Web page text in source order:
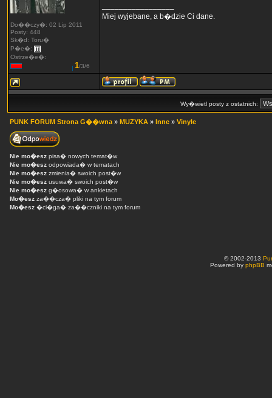
Do��czy�: 02 Lip 2011
Posty: 448
Sk�d: Toru�
P�e�:
Ostrze�e�:
1/3/6
Miej wyjebane, a b�dzie Ci dane.
Wy�wietl posty z ostatnich:
PUNK FORUM Strona G��wna » MUZYKA » Inne » Vinyle
Nie mo�esz pisa� nowych temat�w
Nie mo�esz odpowiada� w tematach
Nie mo�esz zmienia� swoich post�w
Nie mo�esz usuwa� swoich post�w
Nie mo�esz g�osowa� w ankietach
Mo�esz za��cza� pliki na tym forum
Mo�esz �ci�ga� za��czniki na tym forum
© 2002-2013
Powered by phpBB